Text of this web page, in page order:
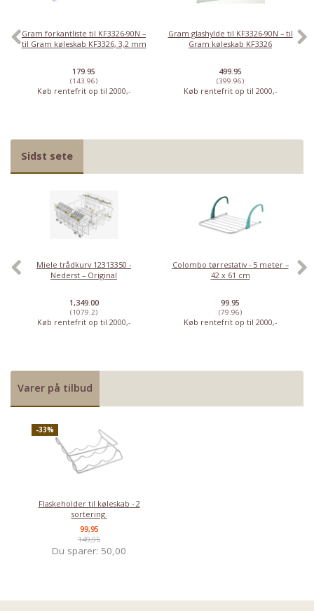
Gram forkantliste til KF3326-90N –
til Gram køleskab KF3326, 3,2 mm
179.95
(143.96)
Køb rentefrit op til 2000,-
Gram glashylde til KF3326-90N – til
Gram køleskab KF3326
499.95
(399.96)
Køb rentefrit op til 2000,-
Sidst sete
Miele trådkurv 12313350 -
Nederst – Original
1,349.00
(1079.2)
Køb rentefrit op til 2000,-
Colombo tørrestativ - 5 meter –
42 x 61 cm
99.95
(79.96)
Køb rentefrit op til 2000,-
Varer på tilbud
-33%
Flaskeholder til køleskab - 2
sortering.
99,95
149,95
Du sparer: 50,00